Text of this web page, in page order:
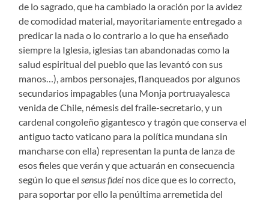
de lo sagrado, que ha cambiado la oración por la avidez
de comodidad material, mayoritariamente entregado a
predicar la nada o lo contrario a lo que ha enseñado
siempre la Iglesia, iglesias tan abandonadas como la
salud espiritual del pueblo que las levantó con sus
manos…), ambos personajes, flanqueados por algunos
secundarios impagables (una Monja portruayalesca
venida de Chile, némesis del fraile-secretario, y un
cardenal congoleño gigantesco y tragón que conserva el
antiguo tacto vaticano para la política mundana sin
mancharse con ella) representan la punta de lanza de
esos fieles que verán y que actuarán en consecuencia
según lo que elsensus fidei nos dice que es lo correcto,
para soportar por ello la penúltima arremetida del